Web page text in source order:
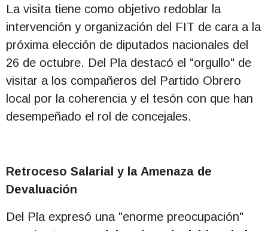
La visita tiene como objetivo redoblar la
intervención y organización del FIT de cara a la
próxima elección de diputados nacionales del
26 de octubre. Del Pla destacó el "orgullo" de
visitar a los compañeros del Partido Obrero
local por la coherencia y el tesón con que han
desempeñado el rol de concejales.
Retroceso Salarial y la Amenaza de
Devaluación
Del Pla expresó una "enorme preocupación"